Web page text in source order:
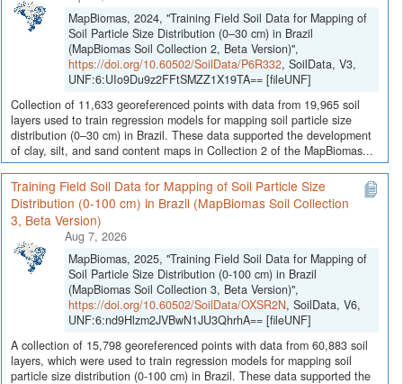
MapBiomas, 2024, "Training Field Soil Data for Mapping of
Soil Particle Size Distribution (0–30 cm) in Brazil
(MapBiomas Soil Collection 2, Beta Version)",
https://doi.org/10.60502/SoilData/P6R332, SoilData, V3,
UNF:6:UIo9Du9z2FFtSMZZ1X19TA== [fileUNF]
Collection of 11,633 georeferenced points with data from 19,965 soil
layers used to train regression models for mapping soil particle size
distribution (0–30 cm) in Brazil. These data supported the development
of clay, silt, and sand content maps in Collection 2 of the MapBiomas...
Training Field Soil Data for Mapping of Soil Particle Size
Distribution (0-100 cm) in Brazil (MapBiomas Soil Collection
3, Beta Version)
Aug 7, 2026
MapBiomas, 2025, "Training Field Soil Data for Mapping of
Soil Particle Size Distribution (0-100 cm) in Brazil
(MapBiomas Soil Collection 3, Beta Version)",
https://doi.org/10.60502/SoilData/OXSR2N, SoilData, V6,
UNF:6:nd9Hlzm2JVBwN1JU3QhrhA== [fileUNF]
A collection of 15,798 georeferenced points with data from 60,883 soil
layers, which were used to train regression models for mapping soil
particle size distribution (0-100 cm) in Brazil. These data supported the